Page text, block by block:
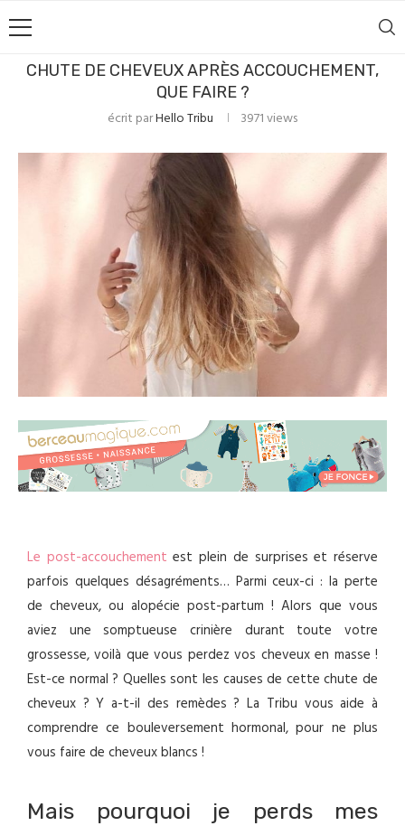
CHUTE DE CHEVEUX APRÈS ACCOUCHEMENT,
QUE FAIRE ?
écrit parHello Tribu 3971views
Le post-accouchement est plein de surprises et réserve
parfois quelques désagréments… Parmi ceux-ci : la perte
de cheveux, ou alopécie post-partum ! Alors que vous
aviez une somptueuse crinière durant toute votre
grossesse, voilà que vous perdez vos cheveux en masse !
Est-ce normal ? Quelles sont les causes de cette chute de
cheveux ? Y a-t-il des remèdes ? La Tribu vous aide à
comprendre ce bouleversement hormonal, pour ne plus
vous faire de cheveux blancs !
Mais pourquoi je perds mes